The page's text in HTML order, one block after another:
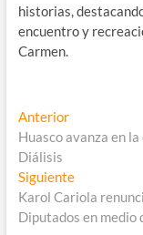
historias,
encuentro y
Carmen.
Navegación
de
entradas
AnteriorEntrada
anterior:
Huasco avanza en
Diálisis
SiguienteEntrada
siguiente:
Karol Cariola
Diputados en medio